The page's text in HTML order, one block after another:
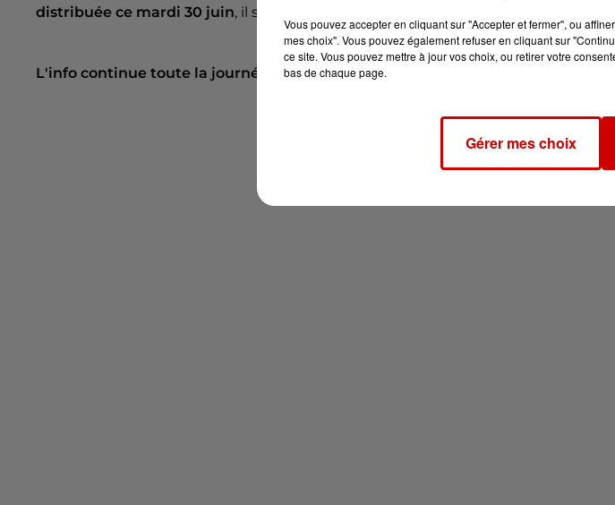
distribuée ce mardi 30 juin, il s'agira d'une épreuve de
L'info continue toute la journée sur Alouette etalouette.fr
Vous pouvez accepter en cliquant sur "Accepter et fermer", ou
mes choix". Vous pouvez également refuser en cliquant sur
ce site. Vous pouvez mettre à jour vos choix, ou retirer votre
bas de chaque page.
Gérer mes choix